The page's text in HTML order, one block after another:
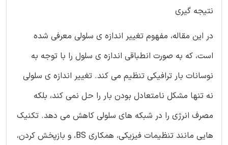
نتیجه گیری
در این مقاله، مفهوم تغییر اندازه ی سلولی معرفی شده
است، که به صورت انطباقی اندازه ی سلول را با توجه به
نوسانات بار ترافیکی تنظیم می کند. تغییر اندازه ی سلولی
نه تنها مشکل نامتعادل بودن بار را حل نمی کند، بلکه
مصرف انرژی را در شبکه های سلولی کاهش می دهد. تکنیک
هایی مانند تنظیمات فیزیکی، همکاری BS، و بازپخش کردن،